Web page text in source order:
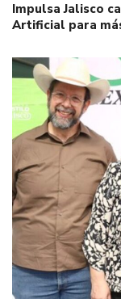
Impulsa Jalisco
Artificial para